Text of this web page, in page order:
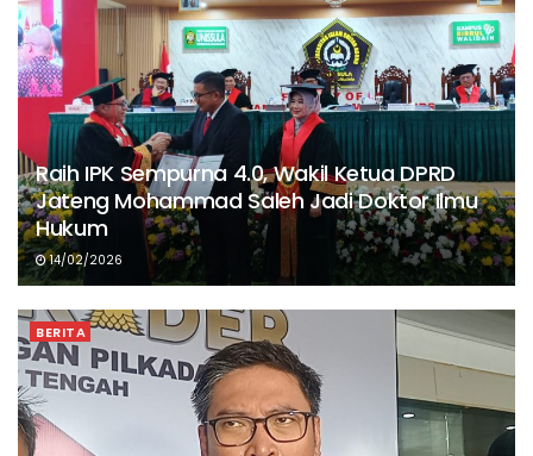
Raih IPK Sempurna 4.0, Wakil Ketua DPRD
Jateng Mohammad Saleh Jadi Doktor Ilmu
Hukum
14/02/2026
BERITA